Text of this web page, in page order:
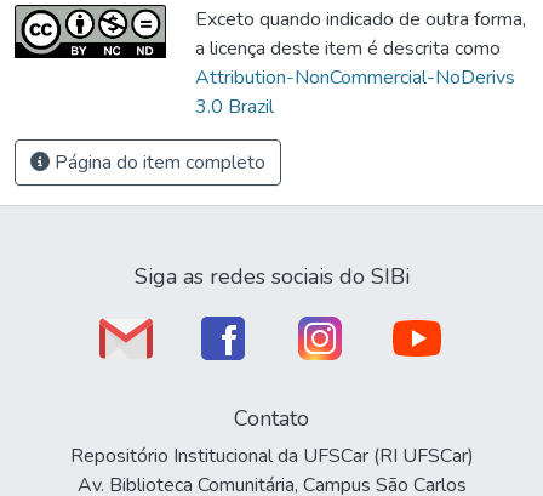
Exceto quando indicado de outra forma,
a licença deste item é descrita como
Attribution-NonCommercial-NoDerivs
3.0 Brazil
Página do item completo
Siga as redes sociais do SIBi
Contato
Repositório Institucional da UFSCar (RI UFSCar)
Av. Biblioteca Comunitária, Campus São Carlos